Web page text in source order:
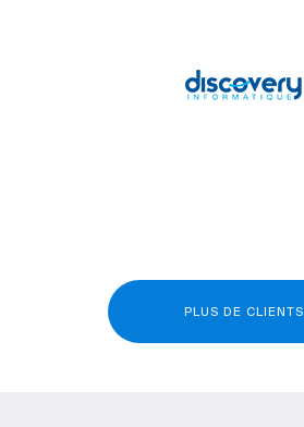
PLUS DE CLIENTS